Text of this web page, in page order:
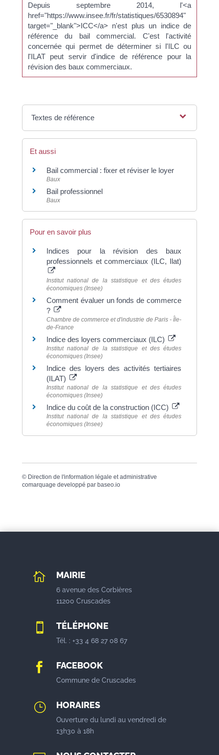
Depuis septembre 2014, l'<a
href="https://www.insee.fr/fr/statistiques/6530894"
target="_blank">ICC</a> n'est plus un indice de
référence du bail commercial. C'est l'activité
concernée qui permet de déterminer si l'ILC ou
l'ILAT peut servir d'indice de référence pour la
révision des baux commerciaux.
Textes de référence
Et aussi
Bail commercial : fixer et réviser le loyer
Baux
Bail professionnel
Baux
Pour en savoir plus
Indices pour la révision des baux
professionnels et commerciaux (ILC, Ilat)
Institut national de la statistique et des études
économiques (Insee)
Comment évaluer un fonds de commerce
?
Chambre de commerce et d'industrie de Paris - Île-
de-France
Indice des loyers commerciaux (ILC)
Institut national de la statistique et des études
économiques (Insee)
Indice des loyers des activités tertiaires
(ILAT)
Institut national de la statistique et des études
économiques (Insee)
Indice du coût de la construction (ICC)
Institut national de la statistique et des études
économiques (Insee)
© Direction de l'information légale et administrative
comarquage developpé par baseo.io
 MAIRIE
6 avenue des Corbières
11200 Cruscades
 TÉLÉPHONE
Tél. : +33 4 68 27 08 67
 FACEBOOK
Commune de Cruscades
} HORAIRES
Ouverture du lundi au vendredi de
13h30 à 18h